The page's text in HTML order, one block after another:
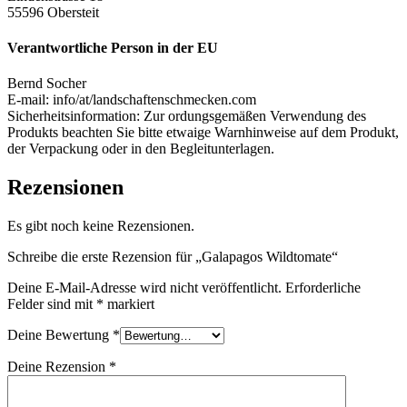
55596 Obersteit
Verantwortliche Person in der EU
Bernd Socher
E-mail: info/at/landschaftenschmecken.com
Sicherheitsinformation: Zur ordungsgemäßen Verwendung des
Produkts beachten Sie bitte etwaige Warnhinweise auf dem Produkt,
der Verpackung oder in den Begleitunterlagen.
Rezensionen
Es gibt noch keine Rezensionen.
Schreibe die erste Rezension für „Galapagos Wildtomate“
Deine E-Mail-Adresse wird nicht veröffentlicht. Erforderliche
Felder sind mit * markiert
Deine Bewertung *
Deine Rezension *